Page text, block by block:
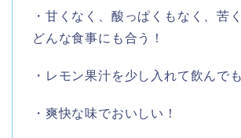
・甘くなく、酸っぱくもなく、苦
どんな食事にも合う！
・レモン果汁を少し入れて飲んで
・爽快な味でおいしい！